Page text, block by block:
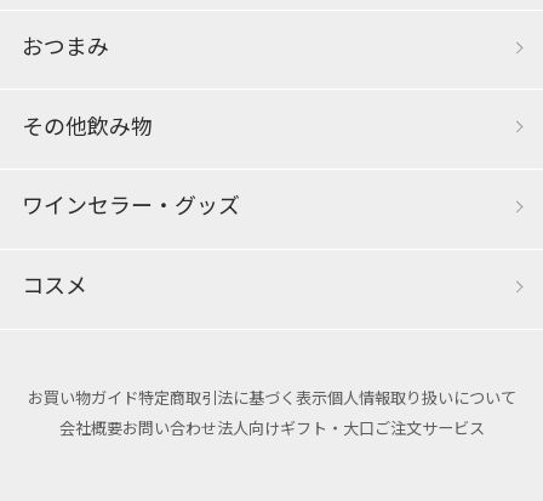
おつまみ
その他飲み物
ワインセラー・グッズ
コスメ
お買い物ガイド特定商取引法に基づく表示個人情報取り扱いについて
会社概要お問い合わせ法人向けギフト・大口ご注文サービス